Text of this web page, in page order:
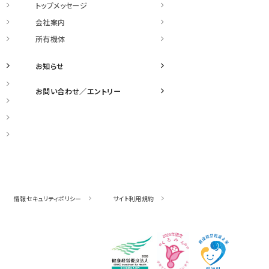
トップメッセージ
会社案内
所有機体
お知らせ
お問い合わせ／エントリー
情報セキュリティポリシー サイト利用規約